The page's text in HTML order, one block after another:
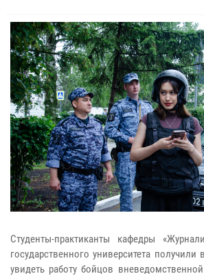
Студенты-практиканты кафедры
государственного университета получили
увидеть работу бойцов